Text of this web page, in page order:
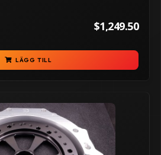
$1,249.50
LÄGG TILL